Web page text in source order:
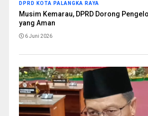
DPRD KOTA PALANGKA RAYA
Musim Kemarau, DPRD Dorong
yang Aman
6 Juni 2026